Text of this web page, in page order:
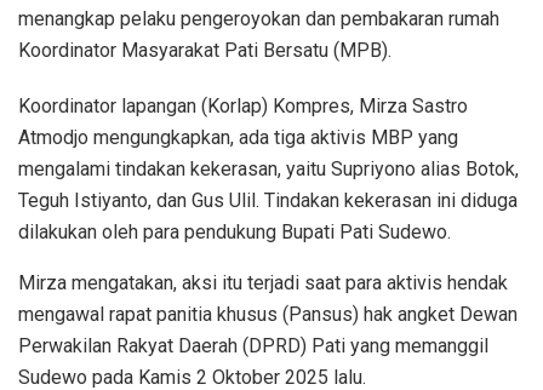
menangkap pelaku pengeroyokan dan pembakaran rumah
Koordinator Masyarakat Pati Bersatu (MPB).
Koordinator lapangan (Korlap) Kompres, Mirza Sastro
Atmodjo mengungkapkan, ada tiga aktivis MBP yang
mengalami tindakan kekerasan, yaitu Supriyono alias Botok,
Teguh Istiyanto, dan Gus Ulil. Tindakan kekerasan ini diduga
dilakukan oleh para pendukung Bupati Pati Sudewo.
Mirza mengatakan, aksi itu terjadi saat para aktivis hendak
mengawal rapat panitia khusus (Pansus) hak angket Dewan
Perwakilan Rakyat Daerah (DPRD) Pati yang memanggil
Sudewo pada Kamis 2 Oktober 2025 lalu.